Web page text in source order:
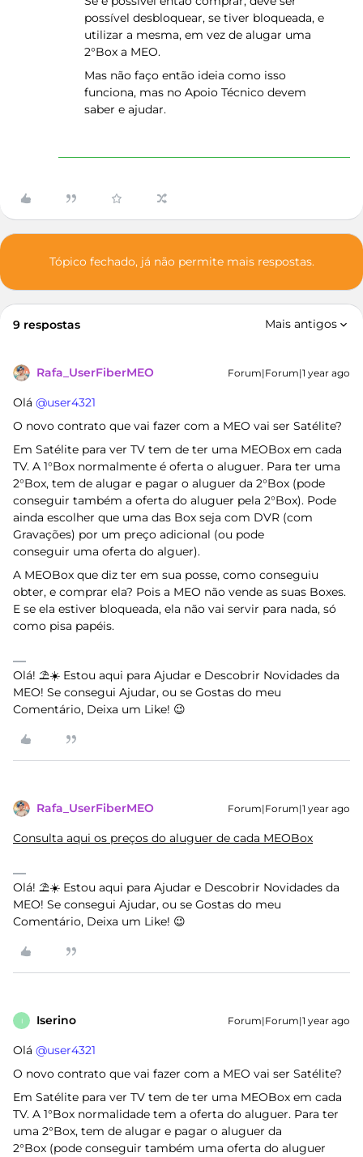
possível desbloquear, se tiver bloqueada, e
utilizar a mesma, em vez de alugar uma
2°Box a MEO.
Mas não faço então ideia como isso
funciona, mas no Apoio Técnico devem
saber e ajudar.
Tópico fechado, já não permite mais respostas.
9 respostas Mais antigos
Rafa_UserFiberMEO Forum|Forum|1 year ago
Olá ​ @user4321
O novo contrato que vai fazer com a MEO vai ser Satélite?
Em Satélite para ver TV tem de ter uma MEOBox em cada
TV. A 1°Box normalmente é oferta o aluguer. Para ter uma
2°Box, tem de alugar e pagar o aluguer da 2°Box (pode
conseguir também a oferta do aluguer pela 2°Box). Pode
ainda escolher que uma das Box seja com DVR (com
Gravações) por um preço adicional (ou pode
conseguir uma oferta do alguer).
A MEOBox que diz ter em sua posse, como conseguiu
obter, e comprar ela? Pois a MEO não vende as suas Boxes.
E se ela estiver bloqueada, ela não vai servir para nada, só
como pisa papéis.
Olá! ⛱️☀️ Estou aqui para Ajudar e Descobrir Novidades da
MEO! Se consegui Ajudar, ou se Gostas do meu
Comentário, Deixa um Like! 😉
Rafa_UserFiberMEO Forum|Forum|1 year ago
Consulta aqui os preços do aluguer de cada MEOBox
Olá! ⛱️☀️ Estou aqui para Ajudar e Descobrir Novidades da
MEO! Se consegui Ajudar, ou se Gostas do meu
Comentário, Deixa um Like! 😉
I Iserino Forum|Forum|1 year ago
Olá ​ @user4321
O novo contrato que vai fazer com a MEO vai ser Satélite?
Em Satélite para ver TV tem de ter uma MEOBox em cada
TV. A 1°Box normalidade tem a oferta do aluguer. Para ter
uma 2°Box, tem de alugar e pagar o aluguer da
2°Box (pode conseguir também uma oferta do aluguer